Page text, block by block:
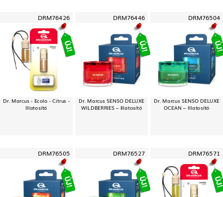
DRM76426
Dr. Marcus - Ecolo - Citrus -
Illatosító
DRM76446
Dr. Marcus SENSO DELUXE
WILDBERRIES – Illatosító
DRM76504
Dr. Marcus SENSO DELUXE
OCEAN – Illatosító
DRM76505 DRM76527 DRM76571